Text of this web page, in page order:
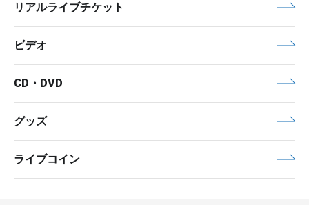
リアルライブチケット
ビデオ
CD・DVD
グッズ
ライブコイン